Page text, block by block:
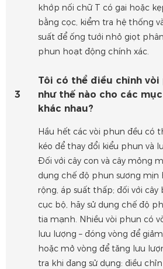
khớp nối chữ T có gai hoặc
bằng cọc, kiểm tra hệ thống
suất để ống tưới nhỏ giọt
phun hoạt động chính xác.
3
Tôi có thể điều chỉnh vòi
như thế nào cho các
khác nhau?
Hầu hết các vòi phun đều có
kéo để thay đổi kiểu phun và
Đối với cây con và cây mỏng
dụng chế độ phun sương mịn
rộng, áp suất thấp; đối với cây
cục bộ, hãy sử dụng chế độ
tia mạnh. Nhiều vòi phun có
lưu lượng – đóng vòng để
hoặc mở vòng để tăng lưu
tra khi đang sử dụng: điều